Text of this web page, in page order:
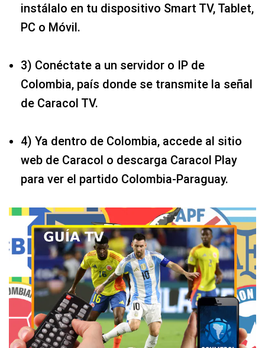
instálalo en tu dispositivo Smart TV, Tablet,
PC o Móvil.
3) Conéctate a un servidor o IP de
Colombia, país donde se transmite la señal
de Caracol TV.
4) Ya dentro de Colombia, accede al sitio
web de Caracol o descarga Caracol Play
para ver el partido Colombia-Paraguay.